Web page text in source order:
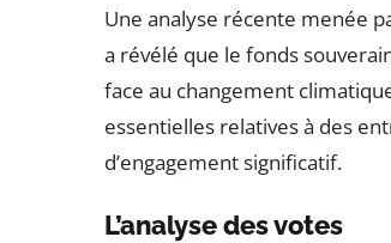
Une analyse récente menée
a révélé que le fonds
face au changement
essentielles relatives à des
d’engagement significatif.
L’analyse des votes